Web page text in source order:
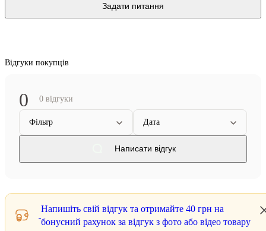
Задати питання
Відгуки покупців
0 0 відгуки
Фільтр Дата
Написати відгук
Напишіть свій відгук та отримайте 40 грн на
бонусний рахунок за відгук з фото або відео товару